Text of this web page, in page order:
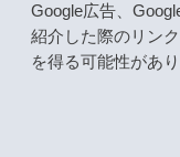
Google広告、
紹介した際のリン
を得る可能性があり